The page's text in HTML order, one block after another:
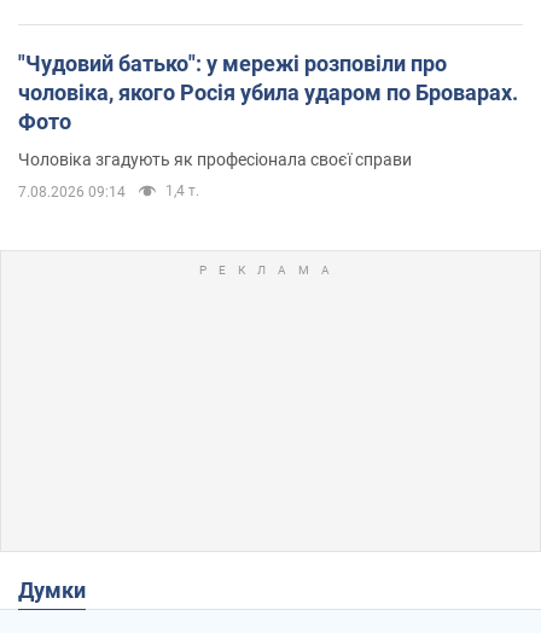
"Чудовий батько": у мережі розповіли про
чоловіка, якого Росія убила ударом по Броварах.
Фото
Чоловіка згадують як професіонала своєї справи
7.08.2026 09:14 1,4 т.
Думки